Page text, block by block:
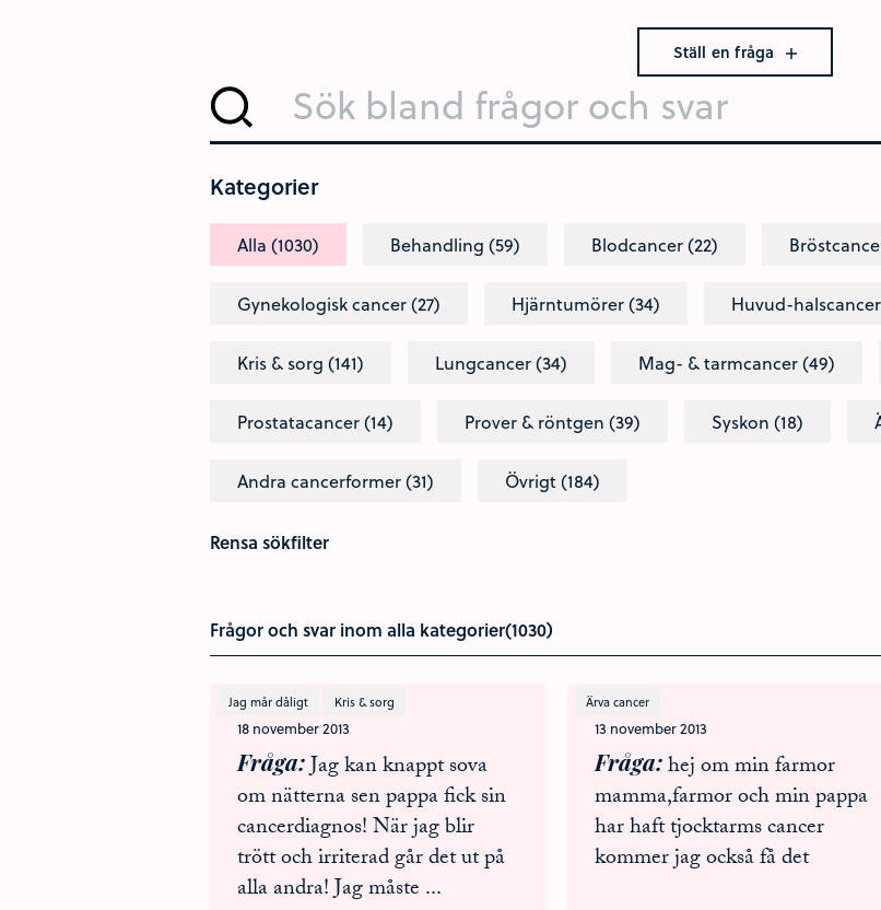
Ställ en fråga
Sök bland frågor och svar
Kategorier
Alla (1030) Behandling (59) Blodcancer (22)
Gynekologisk cancer (27) Hjärntumörer (34) Huvud-halscancer
Kris & sorg (141) Lungcancer (34) Mag- & tarmcancer (49)
Prostatacancer (14) Prover & röntgen (39) Syskon (18)
Andra cancerformer (31) Övrigt (184)
Rensa sökfilter
Frågor och svar inom alla kategorier(1030)
Jag mår dåligt Kris & sorg
18 november 2013
Fråga Jag kan knappt sova
om nätterna sen pappa fick sin
cancerdiagnos! När jag blir
trött och irriterad går det ut på
alla andra! Jag måste ...
Ärva cancer
13 november 2013
Fråga hej om min farmor
mamma,farmor och min pappa
har haft tjocktarms cancer
kommer jag också få det